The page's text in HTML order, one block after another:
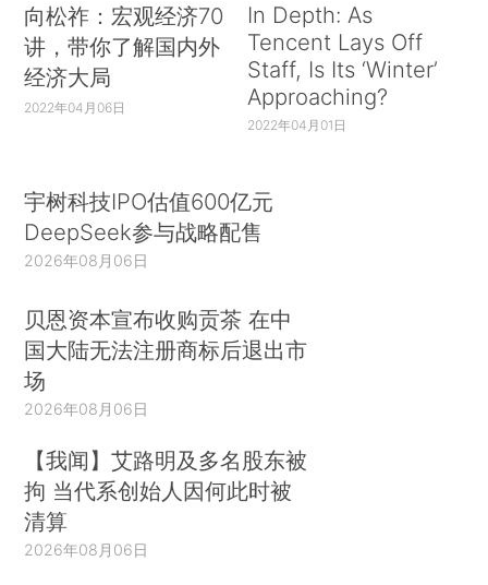
向松祚：宏观经济70
讲，带你了解国内外
经济大局
2022年04月06日
In Depth: As
Tencent Lays Off
Staff, Is Its ‘Winter’
Approaching?
2022年04月01日
宇树科技IPO估值600亿元
DeepSeek参与战略配售
2026年08月06日
贝恩资本宣布收购贡茶 在中
国大陆无法注册商标后退出市
场
2026年08月06日
【我闻】艾路明及多名股东被
拘 当代系创始人因何此时被
清算
2026年08月06日